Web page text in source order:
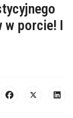
w porcie! I